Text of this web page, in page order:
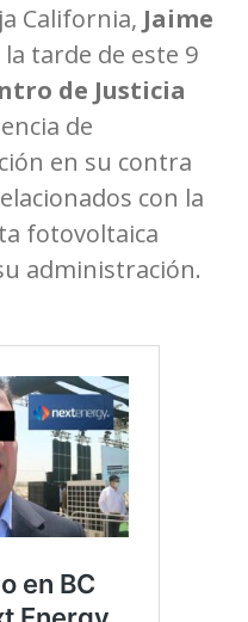
California, Jaime
la tarde de este 9
de Justicia
de
en su contra
con la
fotovoltaica
administración.